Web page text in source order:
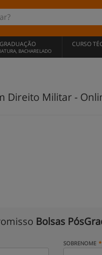
GRADUAÇÃO
BACHARELADO
CURSO
Direito Militar -
Bolsas
SOBRENOME